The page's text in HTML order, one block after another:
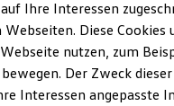
Ihre Interessen
Diese Cookies
nutzen, zum
Der Zweck
Interessen angepasste